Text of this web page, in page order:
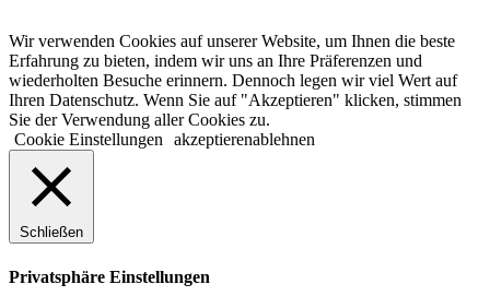
Wir verwenden Cookies auf unserer Website, um Ihnen die beste
Erfahrung zu bieten, indem wir uns an Ihre Präferenzen und
wiederholten Besuche erinnern. Dennoch legen wir viel Wert auf
Ihren Datenschutz. Wenn Sie auf "Akzeptieren" klicken, stimmen
Sie der Verwendung aller Cookies zu.
Cookie Einstellungen
akzeptierenablehnen
Schließen
Privatsphäre Einstellungen